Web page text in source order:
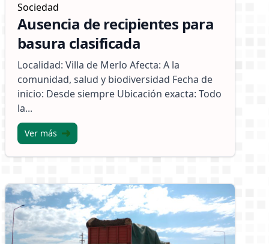
Sociedad
Ausencia de recipientes para
basura clasificada
Localidad: Villa de Merlo Afecta: A la
comunidad, salud y biodiversidad Fecha de
inicio: Desde siempre Ubicación exacta: Todo
la...
Ver más